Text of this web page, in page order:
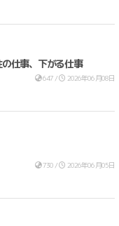
仕事、下がる仕事
647 / 2026年06月08日
730 / 2026年06月05日